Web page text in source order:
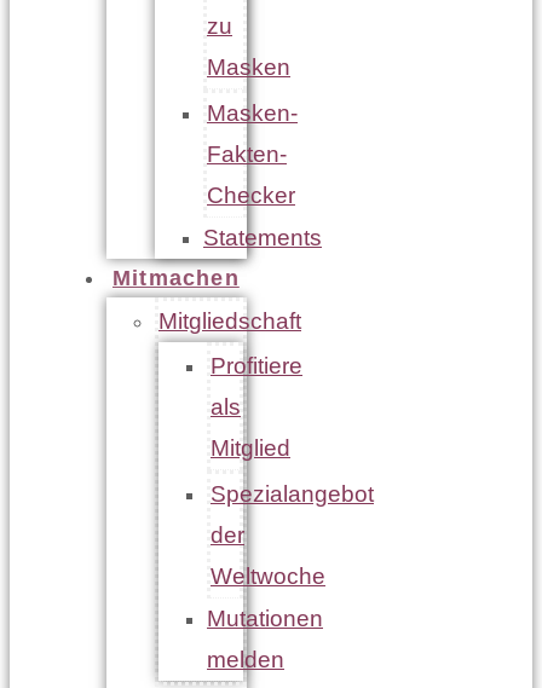
zu
Masken
Masken-
Fakten-
Checker
Statements
Mitmachen
Mitgliedschaft
Profitiere
als
Mitglied
Spezialangebot
der
Weltwoche
Mutationen
melden